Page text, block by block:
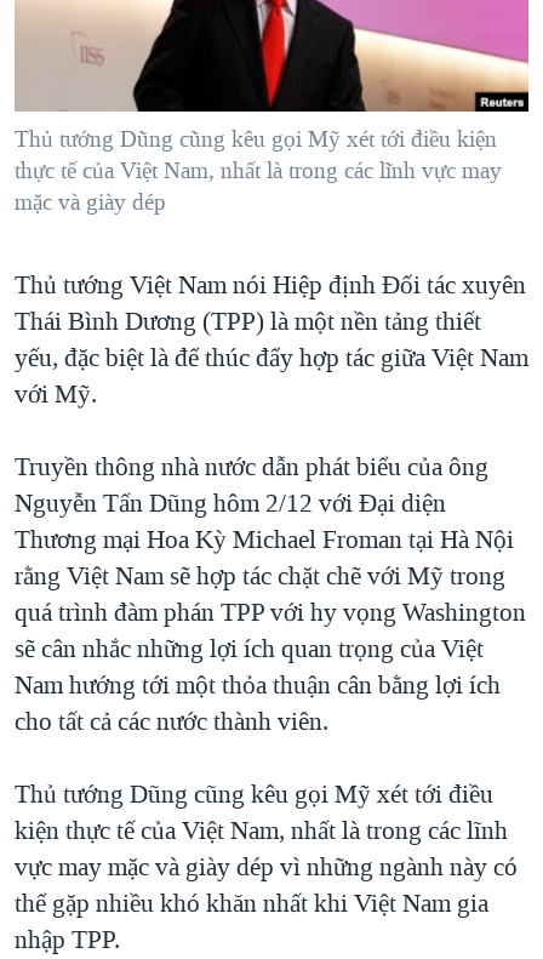
NGƯỜI VIỆT HẢI NGOẠI
ĐỜI SỐNG
KINH TẾ
KHOA HỌC
SỨC KHOẺ
THỂ THAO
GIÁO DỤC
HÀNH TRÌNH BẦU CỬ 2024
MỘT NĂM CHIẾN TRANH TẠI DẢI GAZA
GIẢI MÃ VÀNH ĐAI & CON ĐƯỜNG
NGÀY TỊ NẠN THẾ GIỚI
CHI PHÍ CHIẾN TRANH AFGHANISTAN
CÁC GIÁ TRỊ CỘNG HÒA Ở VIỆT NAM
THƯỢNG ĐỈNH TRUMP-KIM TẠI VIỆT NAM
NGƯ DÂN VIỆT VÀ LÀN SÓNG TRỘM HẢI SÂM
BÊN KIA QUỐC LỘ: TIẾNG VỌNG TỪ NÔNG THÔN MỸ
QUAN HỆ VIỆT MỸ
VIDEO
MẠNG XÃ HỘI
Thủ tướng Dũng cũng kêu gọi Mỹ xét tới điều kiện
thực tế của Việt Nam, nhất là trong các lĩnh vực may
mặc và giày dép
Thủ tướng Việt Nam nói Hiệp định Đối tác xuyên
Thái Bình Dương (TPP) là một nền tảng thiết
yếu, đặc biệt là để thúc đẩy hợp tác giữa Việt Nam
với Mỹ.
Truyền thông nhà nước dẫn phát biểu của ông
Nguyễn Tấn Dũng hôm 2/12 với Đại diện
Thương mại Hoa Kỳ Michael Froman tại Hà Nội
rằng Việt Nam sẽ hợp tác chặt chẽ với Mỹ trong
quá trình đàm phán TPP với hy vọng Washington
sẽ cân nhắc những lợi ích quan trọng của Việt
Nam hướng tới một thỏa thuận cân bằng lợi ích
cho tất cả các nước thành viên.
Thủ tướng Dũng cũng kêu gọi Mỹ xét tới điều
kiện thực tế của Việt Nam, nhất là trong các lĩnh
vực may mặc và giày dép vì những ngành này có
thể gặp nhiều khó khăn nhất khi Việt Nam gia
nhập TPP.